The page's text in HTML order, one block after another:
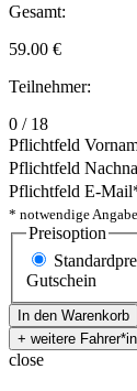
Gesamt:
59.00 €
Teilnehmer:
0 / 18
Pflichtfeld
Pflichtfeld
Pflichtfeld E-Mail
* notwendige
Preisoption
Gutschein
close